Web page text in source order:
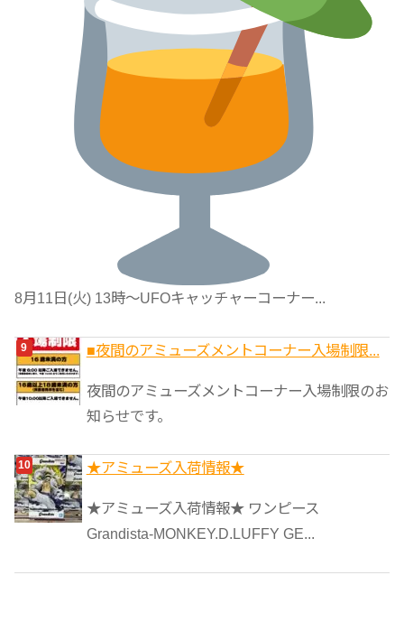
8月11日(火) 13時〜UFOキャッチャーコーナー...
■夜間のアミューズメントコーナー入場制限...
夜間のアミューズメントコーナー入場制限のお
知らせです。
★アミューズ入荷情報★
★アミューズ入荷情報★ ワンピース
Grandista-MONKEY.D.LUFFY GE...